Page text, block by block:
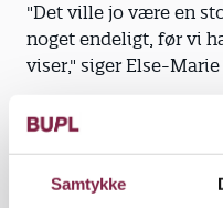
Samtykke
"Det ville jo være en
noget endeligt, før vi
viser," siger Else-
Else-Marie Buch
institutionerne og en
forældre.